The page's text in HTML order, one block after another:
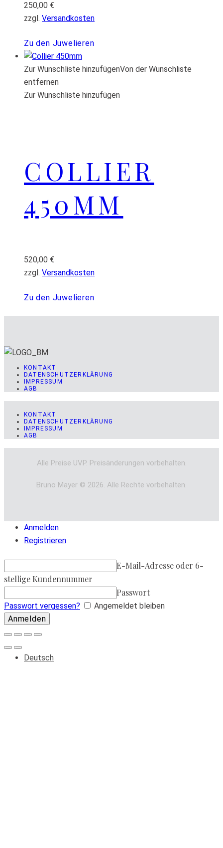
250,00 €
zzgl. Versandkosten
Zu den Juwelieren
Zur Wunschliste hinzufügenVon der Wunschliste
entfernen
Zur Wunschliste hinzufügen
COLLIER
450MM
520,00 €
zzgl. Versandkosten
Zu den Juwelieren
KONTAKT
DATENSCHUTZERKLÄRUNG
IMPRESSUM
AGB
KONTAKT
DATENSCHUTZERKLÄRUNG
IMPRESSUM
AGB
Alle Preise UVP. Preisänderungen vorbehalten.
Bruno Mayer © 2026. Alle Rechte vorbehalten.
Anmelden
Registrieren
E-Mail-Adresse oder 6-
stellige Kundennummer
Passwort
Passwort vergessen? Angemeldet bleiben
Deutsch